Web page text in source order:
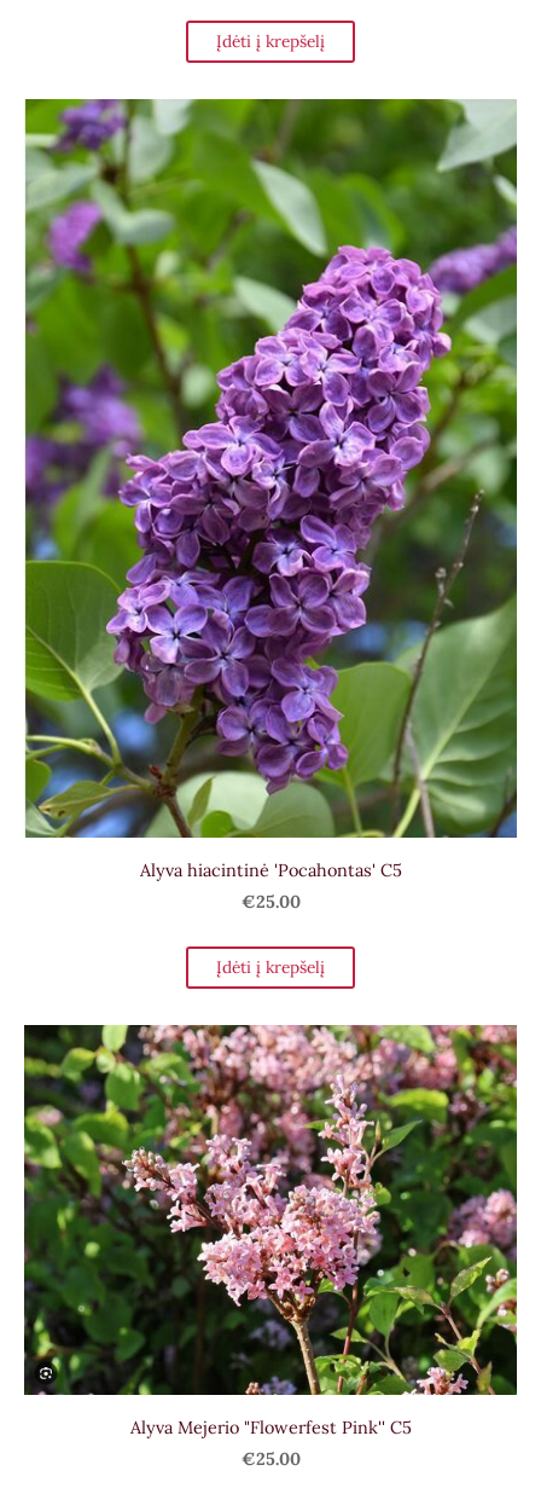
Įdėti į krepšelį
Alyva hiacintinė 'Pocahontas' C5
€25.00
Įdėti į krepšelį
Alyva Mejerio "Flowerfest Pink'' C5
€25.00